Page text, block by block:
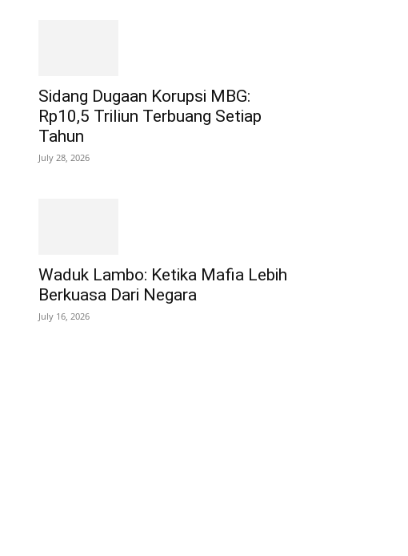
Sidang Dugaan Korupsi MBG:
Rp10,5 Triliun Terbuang Setiap
Tahun
July 28, 2026
Waduk Lambo: Ketika Mafia Lebih
Berkuasa Dari Negara
July 16, 2026